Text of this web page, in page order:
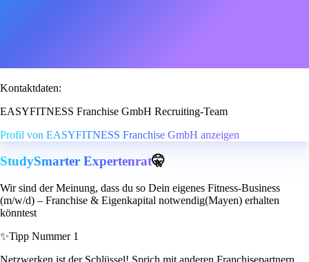
Kontaktdaten:
EASYFITNESS Franchise GmbH Recruiting-Team
Profil von EASYFITNESS Franchise GmbH anzeigen
StudySmarter Expertenrat🤫
Wir sind der Meinung, dass du so Dein eigenes Fitness-Business
(m/w/d) – Franchise & Eigenkapital notwendig(Mayen) erhalten
könntest
✨Tipp Nummer 1